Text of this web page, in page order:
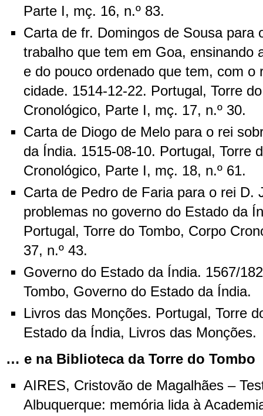
Parte I, mç. 16, n.º 83.
Carta de fr. Domingos de Sousa para
trabalho que tem em Goa, ensinando
e do pouco ordenado que tem, com o
cidade. 1514-12-22. Portugal, Torre
Cronológico, Parte I, mç. 17, n.º 30.
Carta de Diogo de Melo para o rei
da Índia. 1515-08-10. Portugal, Torre
Cronológico, Parte I, mç. 18, n.º 61.
Carta de Pedro de Faria para o rei D.
problemas no governo do Estado da
Portugal, Torre do Tombo, Corpo
37, n.º 43.
Governo do Estado da Índia. 1567/
Tombo, Governo do Estado da Índia.
Livros das Monções. Portugal, Torre
Estado da Índia, Livros das Monções.
… e na Biblioteca da Torre do Tombo
AIRES, Cristovão de Magalhães –
Albuquerque: memória lida à